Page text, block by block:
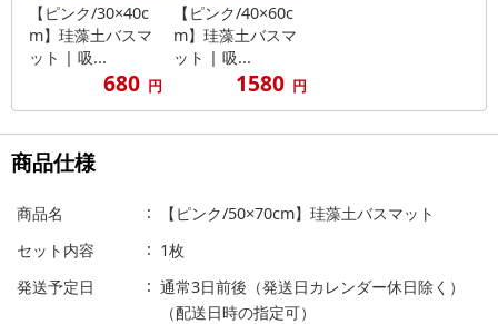
【ピンク/30×40c
m】珪藻土バスマ
ット | 吸...
680 円
【ピンク/40×60c
m】珪藻土バスマ
ット | 吸...
1580 円
商品仕様
商品名
【ピンク/50×70cm】珪藻土バスマット
セット内容
1枚
発送予定日
通常3日前後（発送日カレンダー休日除く）
（配送日時の指定可）